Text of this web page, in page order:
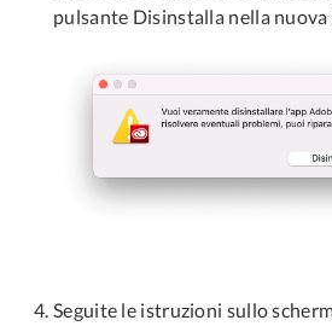
pulsante Disinstalla nella
Seguite le istruzioni sullo